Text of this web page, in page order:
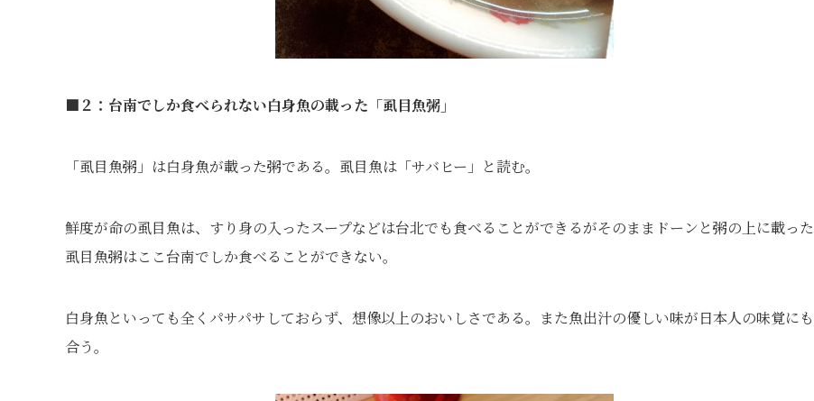
■２：台南でしか食べられない白身魚の載った「虱目魚粥」
「虱目魚粥」は白身魚が載った粥である。虱目魚は「サバヒー」と読む。
鮮度が命の虱目魚は、すり身の入ったスープなどは台北でも食べることができるがそのままドーンと粥の上に載った
虱目魚粥はここ台南でしか食べることができない。
白身魚といっても全くパサパサしておらず、想像以上のおいしさである。また魚出汁の優しい味が日本人の味覚にも
合う。